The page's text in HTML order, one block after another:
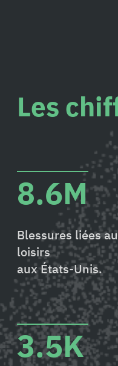
Les
8.6M
Blessures liées
loisirs
aux États-Unis.
3.5K